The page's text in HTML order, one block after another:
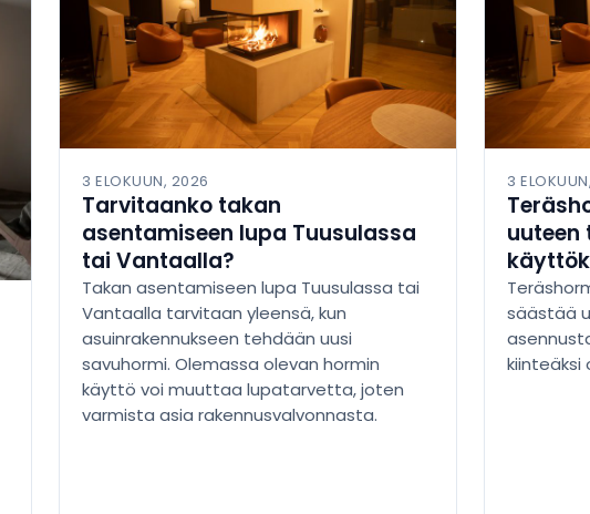
3 ELOKUUN, 2026
Tarvitaanko takan
asentamiseen lupa Tuusulassa
tai Vantaalla?
Takan asentamiseen lupa Tuusulassa tai
Vantaalla tarvitaan yleensä, kun
asuinrakennukseen tehdään uusi
savuhormi. Olemassa olevan hormin
käyttö voi muuttaa lupatarvetta, joten
varmista asia rakennusvalvonnasta.
3
uuteen
säästää
kiinteäksi